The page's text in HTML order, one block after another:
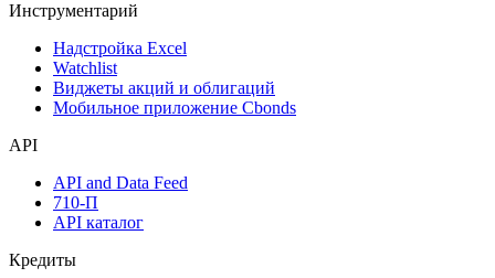
Инструментарий
Надстройка Excel
Watchlist
Виджеты акций и облигаций
Мобильное приложение Cbonds
API
API and Data Feed
710-П
API каталог
Кредиты